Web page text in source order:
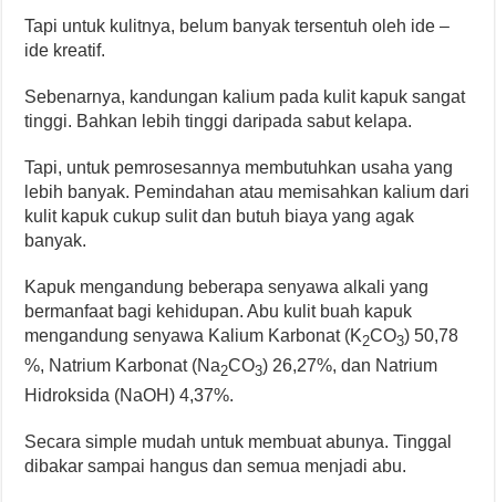
Tapi untuk kulitnya, belum banyak tersentuh oleh ide –
ide kreatif.
Sebenarnya, kandungan kalium pada kulit kapuk sangat
tinggi. Bahkan lebih tinggi daripada sabut kelapa.
Tapi, untuk pemrosesannya membutuhkan usaha yang
lebih banyak. Pemindahan atau memisahkan kalium dari
kulit kapuk cukup sulit dan butuh biaya yang agak
banyak.
Kapuk mengandung beberapa senyawa alkali yang
bermanfaat bagi kehidupan. Abu kulit buah kapuk
mengandung senyawa Kalium Karbonat (K2CO3) 50,78
%, Natrium Karbonat (Na2CO3) 26,27%, dan Natrium
Hidroksida (NaOH) 4,37%.
Secara simple mudah untuk membuat abunya. Tinggal
dibakar sampai hangus dan semua menjadi abu.